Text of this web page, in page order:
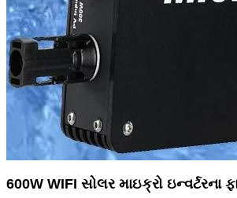
600W WIFI સોલર માઇક્રો ઇન્વર્ટરના